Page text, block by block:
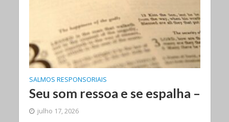
SALMOS RESPONSORIAIS
Seu som ressoa e se espalha –
julho 17, 2026